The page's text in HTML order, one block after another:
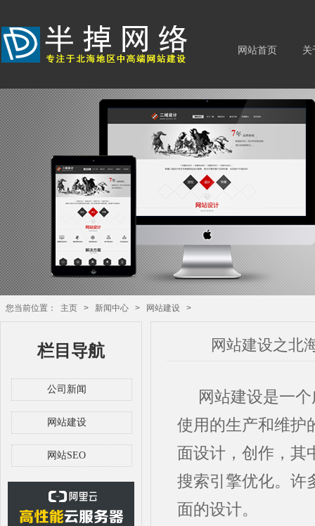
网站首页 关
您当前位置： 主页 > 新闻中心 > 网站建设 >
栏目导航
公司新闻
网站建设
网站SEO
网站建设之北
网站建设是一个
使用的生产和维护
面设计，创作，其
搜索引擎优化。许
面的设计。